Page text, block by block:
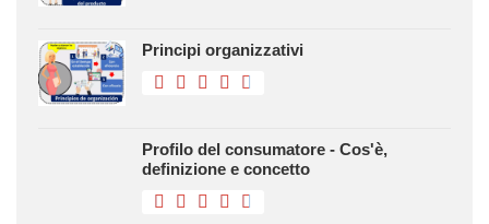
Principi organizzativi
Profilo del consumatore - Cos'è,
definizione e concetto